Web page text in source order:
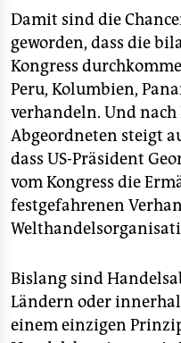
Damit sind die
geworden, dass die
Kongress
Peru, Kolumbien,
verhandeln. Und
Abgeordneten steigt
dass US-Präsident
vom Kongress die
festgefahrenen
Bislang sind
Ländern oder
einem einzigen